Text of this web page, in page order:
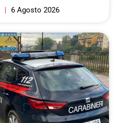
6 Agosto 2026